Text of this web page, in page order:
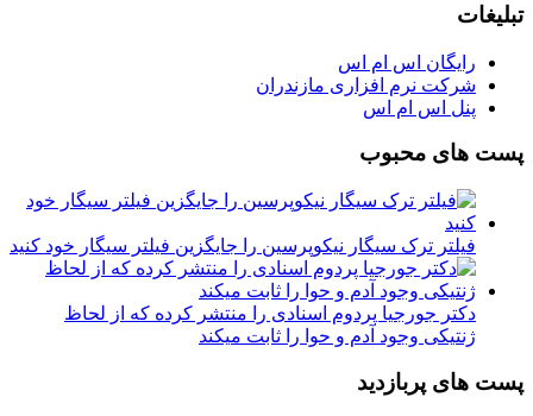
تبلیغات
رایگان اس ام اس
شرکت نرم افزاری مازندران
پنل اس ام اس
پست های محبوب
فیلتر ترک سیگار نیکوپرسین را جایگزین فیلتر سیگار خود کنید
دکتر جورجیا پردوم اسنادی را منتشر کرده که از لحاظ
ژنتیکی وجود آدم و حوا را ثابت میکند
پست های پربازدید